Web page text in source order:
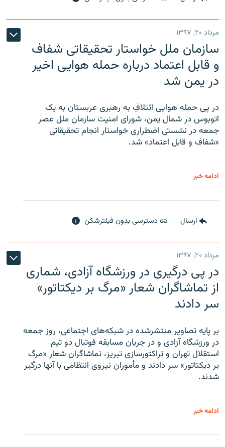
مرداد ۲۰, ۱۳۹۷
سازمان ملل خواستار تحقیقاتی شفاف
و قابل اعتماد درباره حمله هوایی اخیر
در یمن شد
در پی حمله هوایی ائتلافِ به رهبری عربستان به یک
اتوبوس در شمال یمن، شورای امنیت سازمان ملل عصر
جمعه در نشستی اضطراری خواستار انجام تحقیقاتی
«شفاف و قابل اعتماد» شد.
ادامه خبر
ارسال دسترسی بدون فیلترشکن
مرداد ۲۰, ۱۳۹۷
در پی درگیری در ورزشگاه آزادی، شماری
از تماشاگران شعار «مرگ بر دیکتاتور»
سر دادند
بر پایه تصاویر منتشرشده در شبکه‌های اجتماعی، روز جمعه
در ورزشگاه آزادی و در جریان مسابقه فوتبال دو تیم
استقلال تهران و تراکتورسازی تبریز، تماشاگران شعار «مرگ
بر دیکتاتور» سر دادند و مأموران نیروی انتظامی با آنها درگیر
شدند.
ادامه خبر